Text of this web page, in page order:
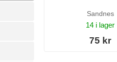
Sandnes
14 i lager
75 kr